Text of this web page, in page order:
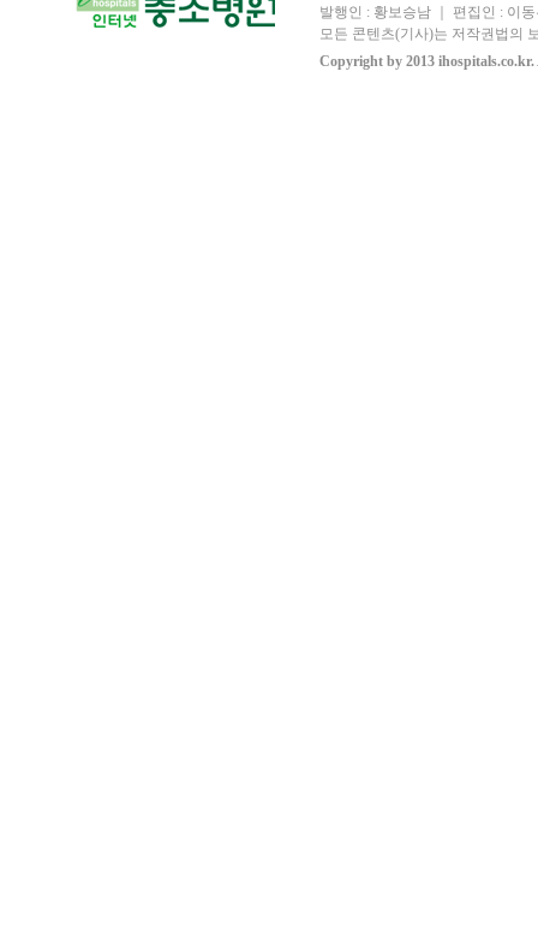
발행인 : 황보승남 ｜ 편집인 : 이
모든 콘텐츠(기사)는 저작권법의
Copyright by 2013 ihospitals.co.kr.